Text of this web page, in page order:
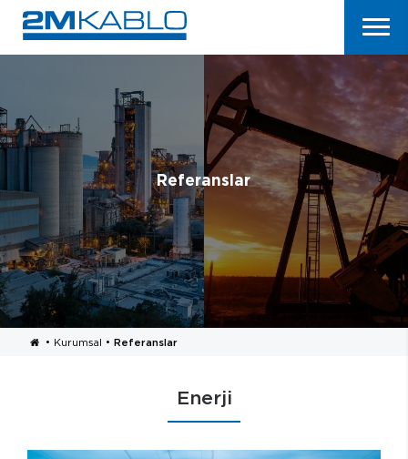
Referanslar
• Kurumsal • Referanslar
Enerji